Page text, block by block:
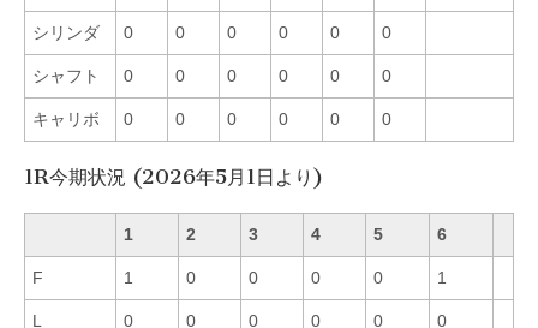
シリンダ 0 0 0 0 0 0
シャフト 0 0 0 0 0 0
キャリボ 0 0 0 0 0 0
1R今期状況 (2026年5月1日より)
1 2 3 4 5 6
F 1 0 0 0 0 1
L 0 0 0 0 0 0